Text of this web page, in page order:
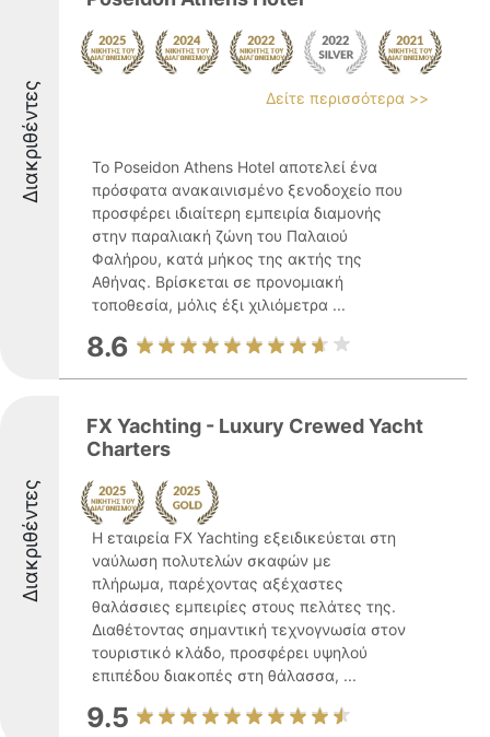
Διακριθέντες Δείτε περισσότερα >>
Το Poseidon Athens Hotel αποτελεί ένα
πρόσφατα ανακαινισμένο ξενοδοχείο που
προσφέρει ιδιαίτερη εμπειρία διαμονής
στην παραλιακή ζώνη του Παλαιού
Φαλήρου, κατά μήκος της ακτής της
Αθήνας. Βρίσκεται σε προνομιακή
τοποθεσία, μόλις έξι χιλιόμετρα ...
8.6
Διακριθέντες
FX Yachting - Luxury Crewed Yacht
Charters
Η εταιρεία FX Yachting εξειδικεύεται στη
ναύλωση πολυτελών σκαφών με
πλήρωμα, παρέχοντας αξέχαστες
θαλάσσιες εμπειρίες στους πελάτες της.
Διαθέτοντας σημαντική τεχνογνωσία στον
τουριστικό κλάδο, προσφέρει υψηλού
επιπέδου διακοπές στη θάλασσα, ...
9.5